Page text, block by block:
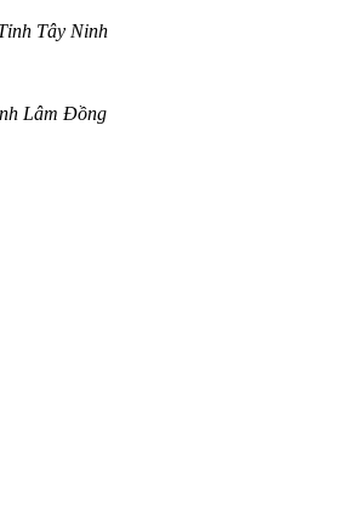
Tây Ninh
Lâm Đồng